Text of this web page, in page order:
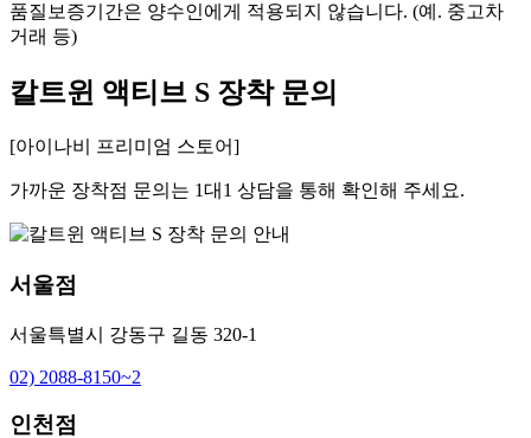
품질보증기간은 양수인에게 적용되지 않습니다. (예. 중고차
거래 등)
칼트윈 액티브 S 장착 문의
[아이나비 프리미엄 스토어]
가까운 장착점 문의는 1대1 상담을 통해 확인해 주세요.
서울점
서울특별시 강동구 길동 320-1
02) 2088-8150~2
인천점